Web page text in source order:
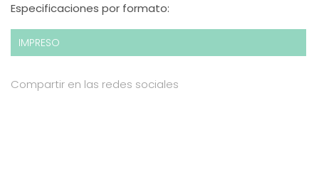
Especificaciones por formato:
IMPRESO
Compartir en las redes sociales